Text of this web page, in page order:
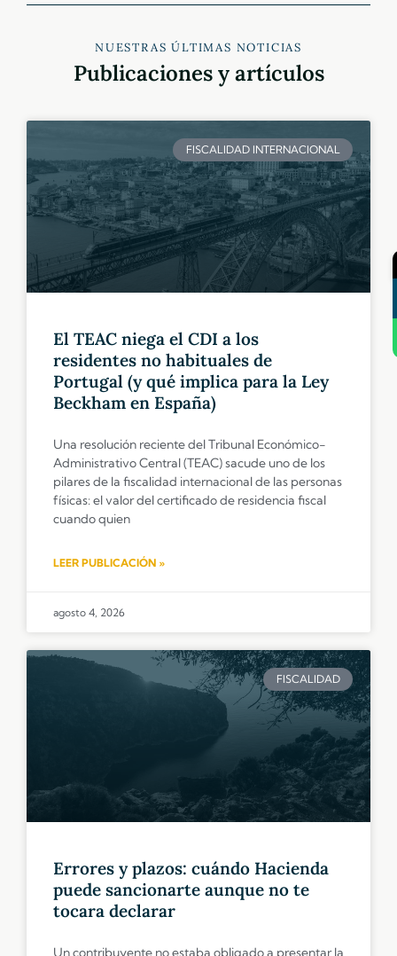
NUESTRAS ÚLTIMAS NOTICIAS
Publicaciones y artículos
FISCALIDAD INTERNACIONAL
El TEAC niega el CDI a los
residentes no habituales de
Portugal (y qué implica para la Ley
Beckham en España)
Una resolución reciente del Tribunal Económico-
Administrativo Central (TEAC) sacude uno de los
pilares de la fiscalidad internacional de las personas
físicas: el valor del certificado de residencia fiscal
cuando quien
LEER PUBLICACIÓN »
agosto 4, 2026
FISCALIDAD
Errores y plazos: cuándo Hacienda
puede sancionarte aunque no te
tocara declarar
Un contribuyente no estaba obligado a presentar la